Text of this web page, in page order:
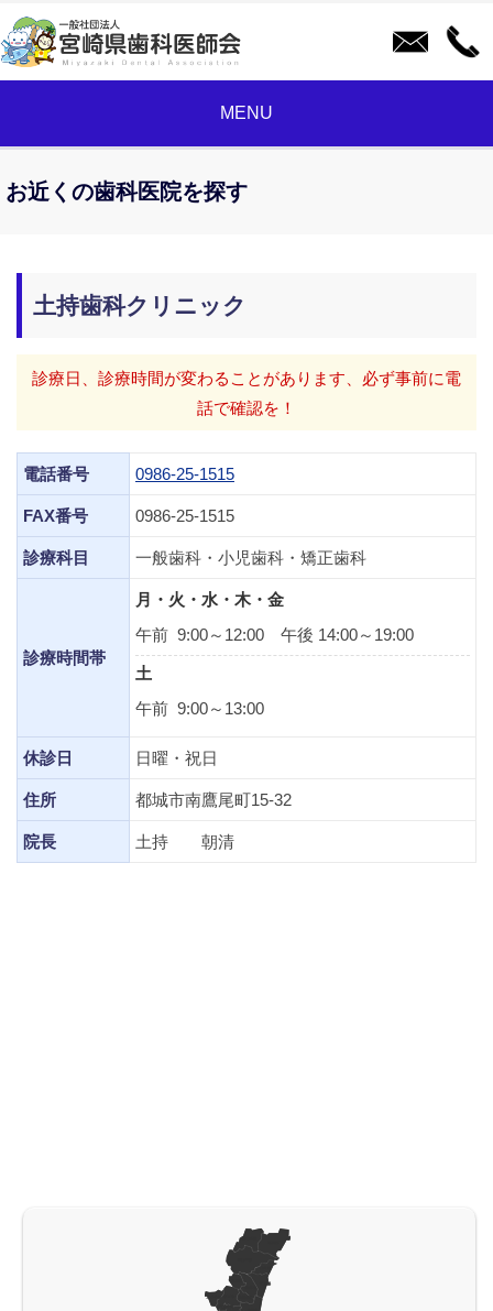
MENU
お近くの歯科医院を探す
土持歯科クリニック
診療日、診療時間が変わることがあります、必ず事前に電
話で確認を！
電話番号 0986-25-1515
FAX番号 0986-25-1515
診療科目 一般歯科・小児歯科・矯正歯科
診療時間帯
月・火・水・木・金
午前 9:00～12:00 午後 14:00～19:00
土
午前 9:00～13:00
休診日 日曜・祝日
住所 都城市南鷹尾町15-32
院長 土持 朝清